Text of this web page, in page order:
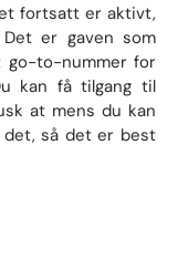
fortsatt er aktivt,
er gaven som
go-to-nummer for
kan få tilgang til
at mens du kan
det, så det er best